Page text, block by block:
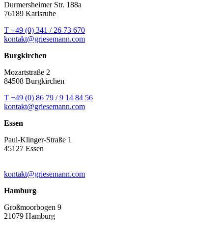
Durmersheimer Str. 188a
76189 Karlsruhe
T +49 (0) 341 / 26 73 670
kontakt@griesemann.com
Burgkirchen
Mozartstraße 2
84508 Burgkirchen
T +49 (0) 86 79 / 9 14 84 56
kontakt@griesemann.com
Essen
Paul-Klinger-Straße 1
45127 Essen
kontakt@griesemann.com
Hamburg
Großmoorbogen 9
21079 Hamburg